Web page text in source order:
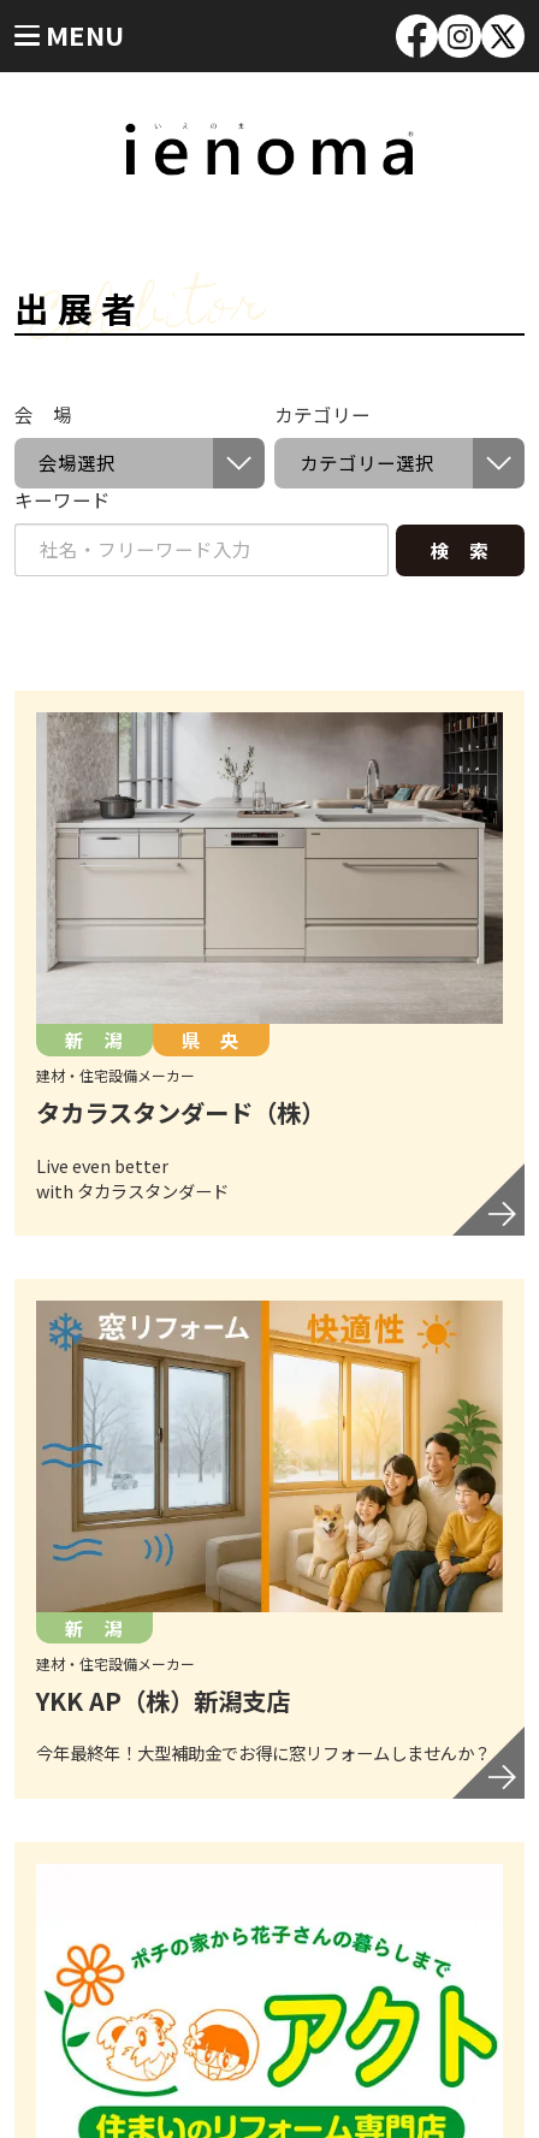
MENU
出展者
Exhibitor
会 場 カテゴリー
キーワード
キ
ワ
新 潟 県 央
建材・住宅設備メーカー
タカラスタンダード（株）
Live even better
with タカラスタンダード
新 潟
建材・住宅設備メーカー
YKK AP（株）新潟支店
今年最終年！大型補助金でお得に窓リフォームしませんか？